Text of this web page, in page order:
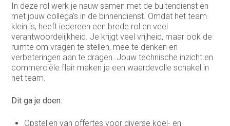
In deze rol werk je nauw samen met de buitendienst en
met jouw collega’s in de binnendienst. Omdat het team
klein is, heeft iedereen een brede rol en veel
verantwoordelijkheid. Je krijgt veel vrijheid, maar ook de
ruimte om vragen te stellen, mee te denken en
verbeteringen aan te dragen. Jouw technische inzicht en
commerciële flair maken je een waardevolle schakel in
het team.
Dit ga je doen:
Opstellen van offertes voor diverse koel- en
Purchasing Officer
Sales engineer
Sales representative
Sales support